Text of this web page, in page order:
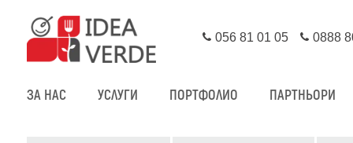
056 81 01 05 0888
ЗА НАС УСЛУГИ ПОРТФОЛИО ПАРТНЬОРИ